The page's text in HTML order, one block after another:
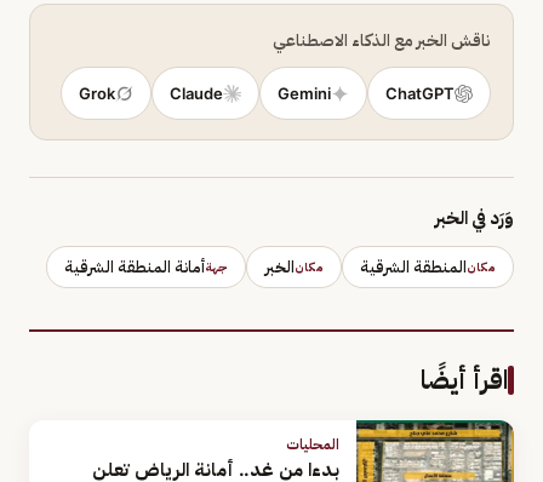
ناقش الخبر مع الذكاء الاصطناعي
ChatGPT
Gemini
Claude
Grok
وَرَد في الخبر
مكانالمنطقة الشرقية مكانالخبر جهةأمانة المنطقة الشرقية
اقرأ أيضًا
المحليات
بدءا من غد.. أمانة الرياض تعلن